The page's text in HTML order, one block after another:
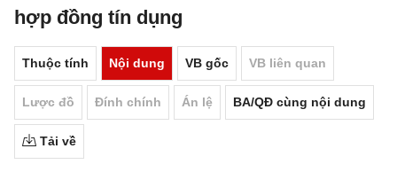
hợp đồng tín dụng
Thuộc tính Nội dung VB gốc VB liên quan
Lược đồ Đính chính Án lệ BA/QĐ cùng nội dung
Tải về